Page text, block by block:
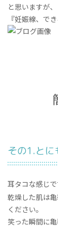
と思いますが、
『妊娠線、で
その1.とに
耳タコな感じで
乾燥した肌は
ください。
笑った瞬間に